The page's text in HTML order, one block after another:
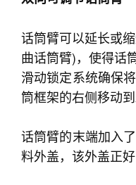
话筒臂可以延长或
曲话筒臂)，使得话
滑动锁定系统确保
筒框架的右侧移动到
话筒臂的末端加入
料外盖，该外盖正